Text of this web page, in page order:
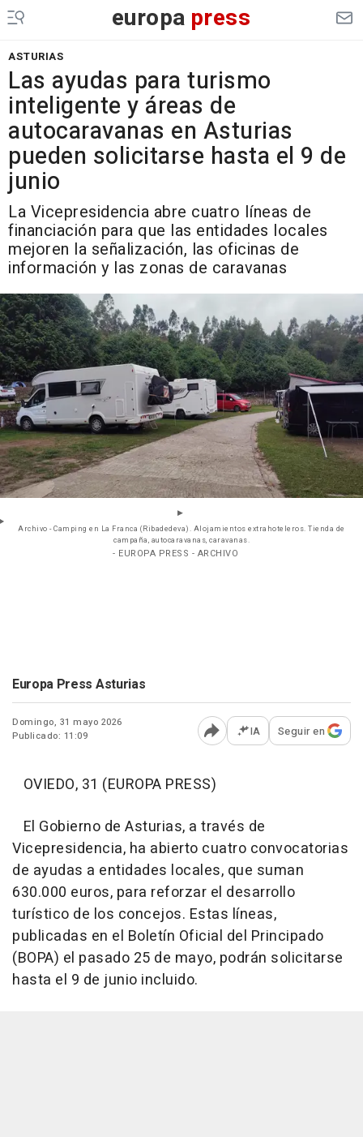
europa press
ASTURIAS
Las ayudas para turismo
inteligente y áreas de
autocaravanas en Asturias
pueden solicitarse hasta el 9 de
junio
La Vicepresidencia abre cuatro líneas de
financiación para que las entidades locales
mejoren la señalización, las oficinas de
información y las zonas de caravanas
Archivo - Camping en La Franca (Ribadedeva). Alojamientos extrahoteleros. Tienda de
campaña, autocaravanas, caravanas.
- EUROPA PRESS - ARCHIVO
Europa Press Asturias
Domingo, 31 mayo 2026
Publicado: 11:09
Abrir opciones para
IA Seguir en
OVIEDO, 31 (EUROPA PRESS)
El Gobierno de Asturias, a través de
Vicepresidencia, ha abierto cuatro convocatorias
de ayudas a entidades locales, que suman
630.000 euros, para reforzar el desarrollo
turístico de los concejos. Estas líneas,
publicadas en el Boletín Oficial del Principado
(BOPA) el pasado 25 de mayo, podrán solicitarse
hasta el 9 de junio incluido.